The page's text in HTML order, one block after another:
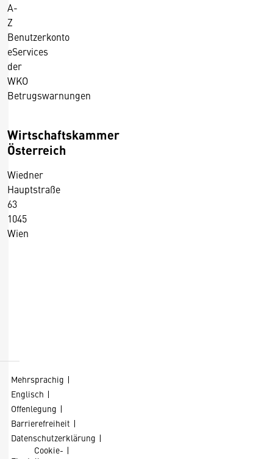
A-
Z
Benutzerkonto
eServices
der
WKO
Betrugswarnungen
Wirtschaftskammer
Österreich
Wiedner
Hauptstraße
63
1045
Wien
Mehrsprachig
Englisch
Offenlegung
Barrierefreiheit
Datenschutzerklärung
Cookie-
e
e
it